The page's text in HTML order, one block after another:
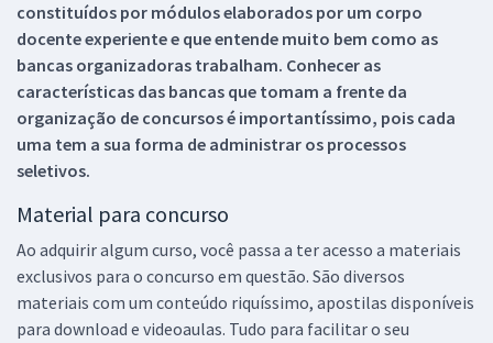
constituídos por módulos elaborados por um corpo
docente experiente e que entende muito bem como as
bancas organizadoras trabalham. Conhecer as
características das bancas que tomam a frente da
organização de concursos é importantíssimo, pois cada
uma tem a sua forma de administrar os processos
seletivos.
Material para concurso
Ao adquirir algum curso, você passa a ter acesso a materiais
exclusivos para o concurso em questão. São diversos
materiais com um conteúdo riquíssimo, apostilas disponíveis
para download e videoaulas. Tudo para facilitar o seu